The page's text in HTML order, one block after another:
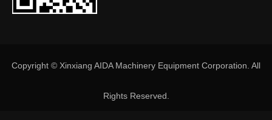
Copyright © Xinxiang AIDA Machinery Equipment Corporation. All
Rights Reserved.